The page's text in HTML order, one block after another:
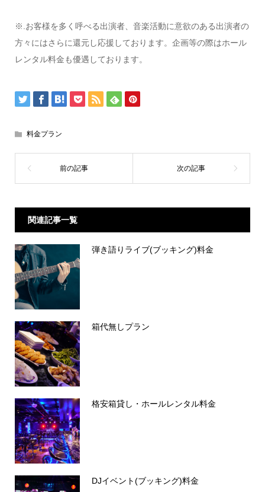
※.お客様を多く呼べる出演者、音楽活動に意欲のある出演者の
方々にはさらに還元し応援しております。企画等の際はホール
レンタル料金も優遇しております。
料金プラン
関連記事一覧
弾き語りライブ(ブッキング)料金
箱代無しプラン
格安箱貸し・ホールレンタル料金
DJイベント(ブッキング)料金